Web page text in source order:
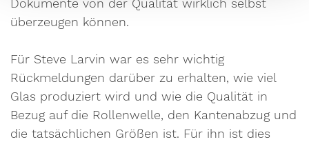
Dokumente von der Qualität wirklich selbst
überzeugen können.
Für Steve Larvin war es sehr wichtig
Rückmeldungen darüber zu erhalten, wie viel
Glas produziert wird und wie die Qualität in
Bezug auf die Rollenwelle, den Kantenabzug und
die tatsächlichen Größen ist. Für ihn ist dies